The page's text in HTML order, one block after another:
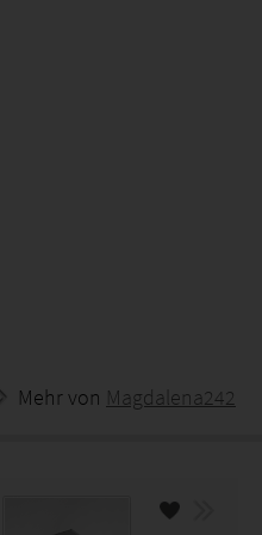
Mehr von Magdalena242